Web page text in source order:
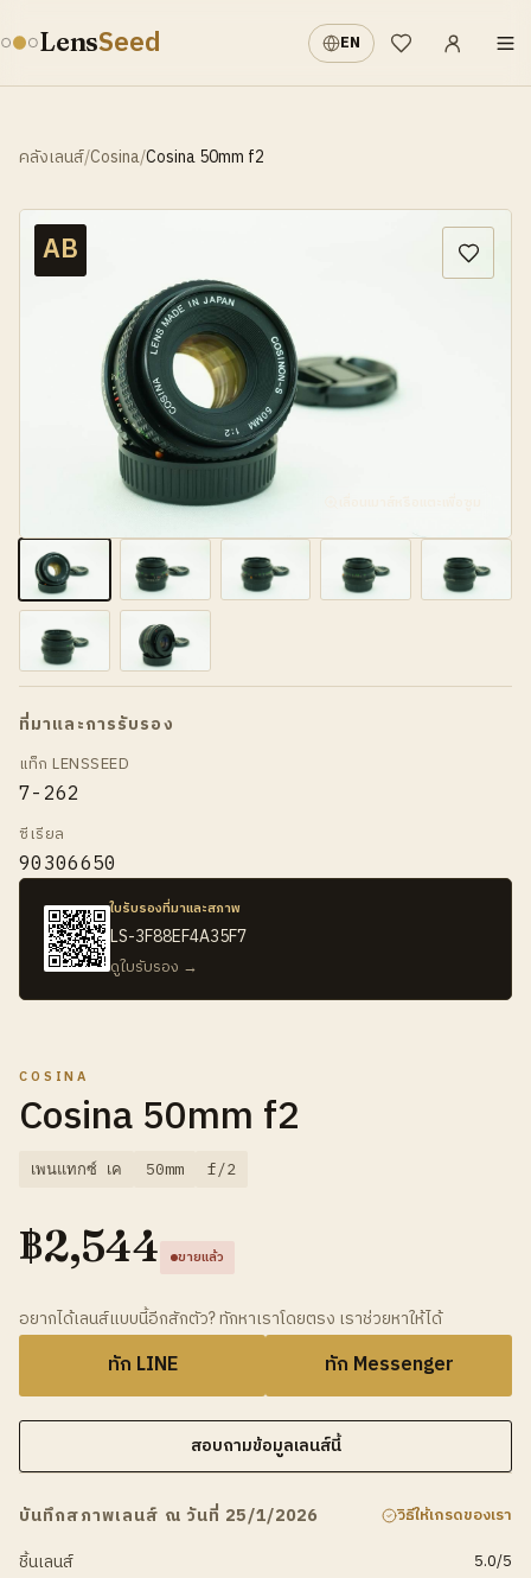
LensSeed EN รายการที่อยากได้
เข้าสู่ระบบ·
คลังเลนส์/Cosina/Cosina 50mm f2
AB
ที่มาและการรับรอง
แท็ก LENSSEED
7-262
ซีเรียล
90306650
ใบรับรองที่มาและสภาพ
LS-3F88EF4A35F7
ดูใบรับรอง →
COSINA
Cosina 50mm f2
เพนแทกซ์ เค 50mm f/2
฿2,544 ขายแล้ว
อยากได้เลนส์แบบนี้อีกสักตัว? ทักหาเราโดยตรง เราช่วยหาให้ได้
ทัก LINE ทัก Messenger
สอบถามข้อมูลเลนส์นี้
บันทึกสภาพเลนส์ ณ วันที่ 25/1/2026 วิธีให้เกรดของเรา
ชิ้นเลนส์ 5.0/5